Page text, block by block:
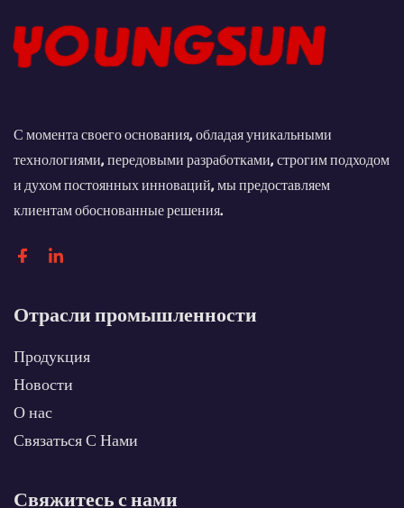
С момента своего основания, обладая уникальными
технологиями, передовыми разработками, строгим подходом
и духом постоянных инноваций, мы предоставляем
клиентам обоснованные решения.
Отрасли промышленности
Продукция
Новости
О нас
Связаться С Нами
Свяжитесь с нами